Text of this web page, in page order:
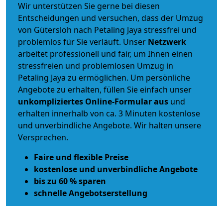
Wir unterstützen Sie gerne bei diesen
Entscheidungen und versuchen, dass der Umzug
von Gütersloh nach Petaling Jaya stressfrei und
problemlos für Sie verläuft. Unser Netzwerk
arbeitet professionell und fair, um Ihnen einen
stressfreien und problemlosen Umzug in
Petaling Jaya zu ermöglichen. Um persönliche
Angebote zu erhalten, füllen Sie einfach unser
unkompliziertes Online-Formular aus und
erhalten innerhalb von ca. 3 Minuten kostenlose
und unverbindliche Angebote. Wir halten unsere
Versprechen.
Faire und flexible Preise
kostenlose und unverbindliche Angebote
bis zu 60 % sparen
schnelle Angebotserstellung